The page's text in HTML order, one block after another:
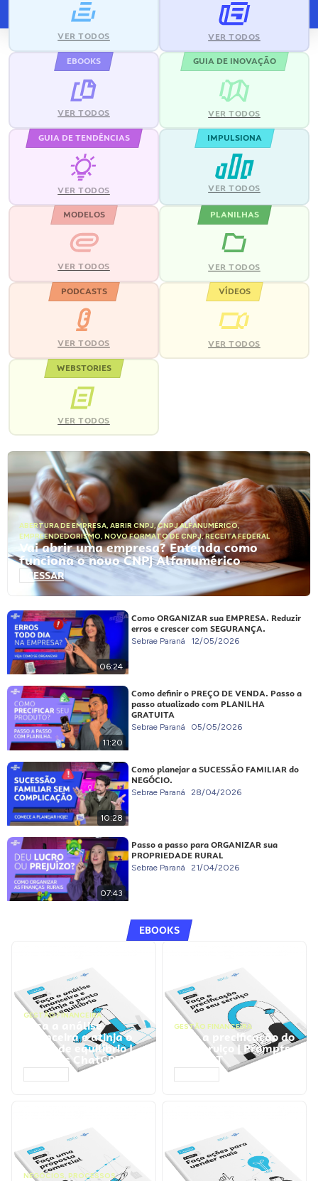
VER TODOS VER TODOS
EBOOKS
VER TODOS
GUIA DE INOVAÇÃO
VER TODOS
GUIA DE TENDÊNCIAS
VER TODOS
IMPULSIONA
VER TODOS
MODELOS
VER TODOS
PLANILHAS
VER TODOS
PODCASTS
VER TODOS
VÍDEOS
VER TODOS
WEBSTORIES
VER TODOS
ABERTURA DE EMPRESA, ABRIR CNPJ,CNPJ ALFANUMÉRICO,
EMPREENDEDORISMO, NOVO FORMATO DE CNPJ,RECEITA FEDERAL
Vai abrir uma empresa? Entenda como
funciona o novo CNPJ Alfanumérico
ACESSAR
06:24
Como ORGANIZAR sua EMPRESA. Reduzir
erros e crescer com SEGURANÇA.
Sebrae Paraná 12/05/2026
11:20
Como definir o PREÇO DE VENDA. Passo a
passo atualizado com PLANILHA
GRATUITA
Sebrae Paraná 05/05/2026
10:28
Como planejar a SUCESSÃO FAMILIAR do
NEGÓCIO.
Sebrae Paraná 28/04/2026
07:43
Passo a passo para ORGANIZAR sua
PROPRIEDADE RURAL
Sebrae Paraná 21/04/2026
EBOOKS
GESTÃO FINANCEIRA
Faça a análise
financeira e atinja o
ponto de equilíbrio |
Prompts ChatGPT
GESTÃO FINANCEIRA
Faça a precificação do
seu serviço | Prompts
ChatGPT
NEGÓCIOS, PROCESSOS